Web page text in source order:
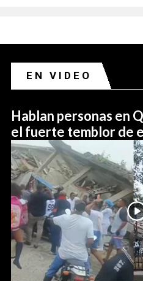
EN VIDEO
Hablan personas en
el fuerte temblor de